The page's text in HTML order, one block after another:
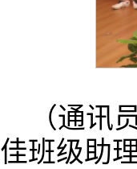
（通讯
佳班级助